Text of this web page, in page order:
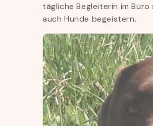
tägliche Begleiterin im
auch Hunde begeistern.